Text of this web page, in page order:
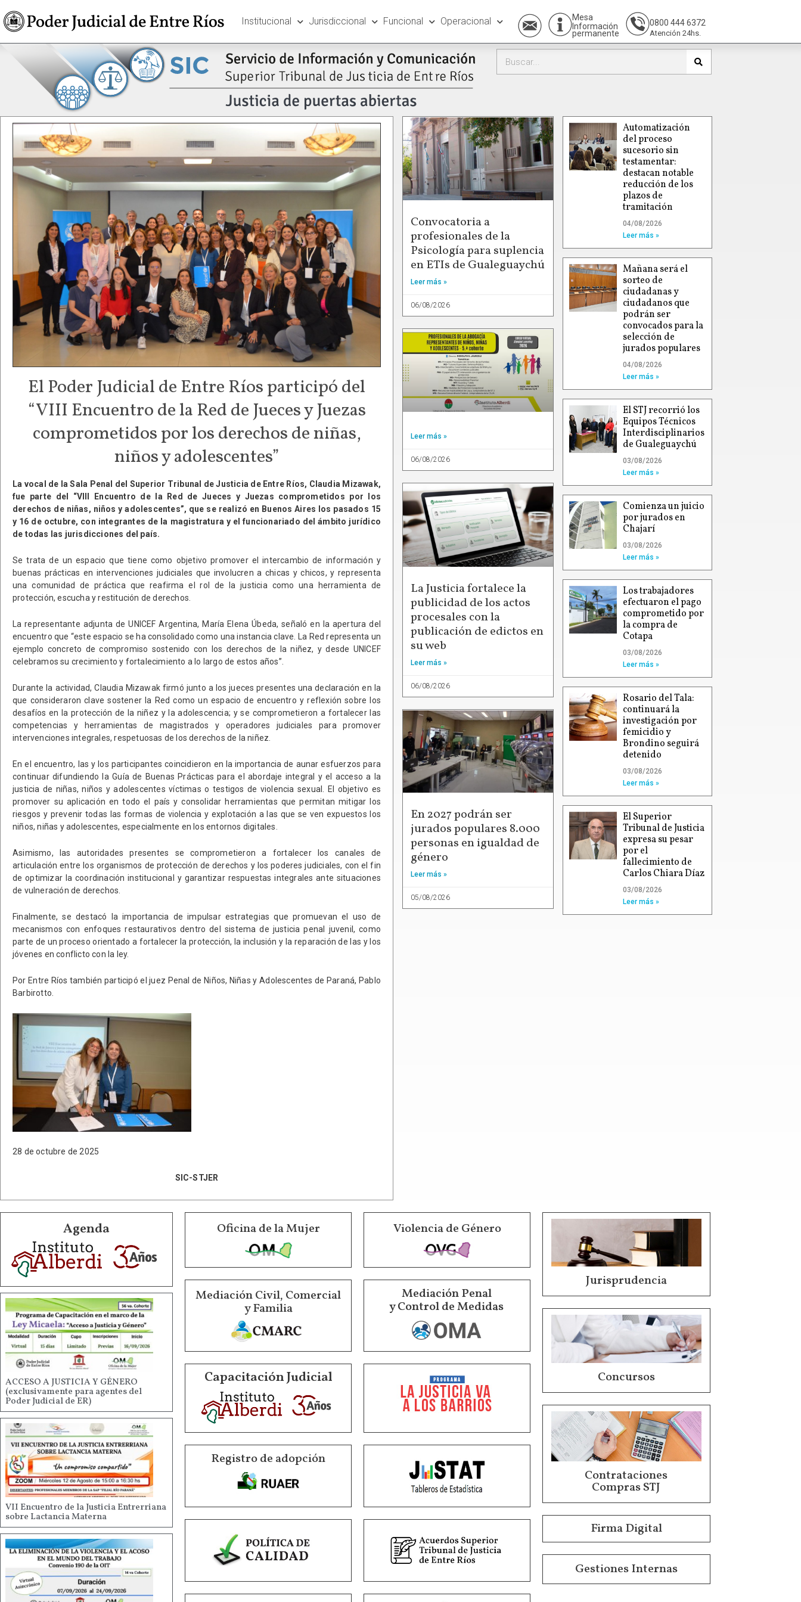
Institucional Jurisdiccional Funcional Operacional
Mesa
Información
permanente
0800 444 6372
Atención 24hs.
El Poder Judicial de Entre Ríos participó del
“VIII Encuentro de la Red de Jueces y Juezas
comprometidos por los derechos de niñas,
niños y adolescentes”
La vocal de la Sala Penal del Superior Tribunal de Justicia de Entre Ríos, Claudia Mizawak,
fue parte del “VIII Encuentro de la Red de Jueces y Juezas comprometidos por los
derechos de niñas, niños y adolescentes”, que se realizó en Buenos Aires los pasados 15
y 16 de octubre, con integrantes de la magistratura y el funcionariado del ámbito jurídico
de todas las jurisdicciones del país.
Se trata de un espacio que tiene como objetivo promover el intercambio de información y
buenas prácticas en intervenciones judiciales que involucren a chicas y chicos, y representa
una comunidad de práctica que reafirma el rol de la justicia como una herramienta de
protección, escucha y restitución de derechos.
La representante adjunta de UNICEF Argentina, María Elena Úbeda, señaló en la apertura del
encuentro que “este espacio se ha consolidado como una instancia clave. La Red representa un
ejemplo concreto de compromiso sostenido con los derechos de la niñez, y desde UNICEF
celebramos su crecimiento y fortalecimiento a lo largo de estos años”.
Durante la actividad, Claudia Mizawak firmó junto a los jueces presentes una declaración en la
que consideraron clave sostener la Red como un espacio de encuentro y reflexión sobre los
desafíos en la protección de la niñez y la adolescencia; y se comprometieron a fortalecer las
competencias y herramientas de magistrados y operadores judiciales para promover
intervenciones integrales, respetuosas de los derechos de la niñez.
En el encuentro, las y los participantes coincidieron en la importancia de aunar esfuerzos para
continuar difundiendo la Guía de Buenas Prácticas para el abordaje integral y el acceso a la
justicia de niñas, niños y adolescentes víctimas o testigos de violencia sexual. El objetivo es
promover su aplicación en todo el país y consolidar herramientas que permitan mitigar los
riesgos y prevenir todas las formas de violencia y explotación a las que se ven expuestos los
niños, niñas y adolescentes, especialmente en los entornos digitales.
Asimismo, las autoridades presentes se comprometieron a fortalecer los canales de
articulación entre los organismos de protección de derechos y los poderes judiciales, con el fin
de optimizar la coordinación institucional y garantizar respuestas integrales ante situaciones
de vulneración de derechos.
Finalmente, se destacó la importancia de impulsar estrategias que promuevan el uso de
mecanismos con enfoques restaurativos dentro del sistema de justicia penal juvenil, como
parte de un proceso orientado a fortalecer la protección, la inclusión y la reparación de las y los
jóvenes en conflicto con la ley.
Por Entre Ríos también participó el juez Penal de Niños, Niñas y Adolescentes de Paraná, Pablo
Barbirotto.
28 de octubre de 2025
SIC-STJER
Convocatoria a
profesionales de la
Psicología para suplencia
en ETIs de Gualeguaychú
Leer más »
06/08/2026
Leer más »
06/08/2026
La Justicia fortalece la
publicidad de los actos
procesales con la
publicación de edictos en
su web
Leer más »
06/08/2026
En 2027 podrán ser
jurados populares 8.000
personas en igualdad de
género
Leer más »
05/08/2026
Automatización
del proceso
sucesorio sin
testamentar:
destacan notable
reducción de los
plazos de
tramitación
04/08/2026
Leer más »
Mañana será el
sorteo de
ciudadanas y
ciudadanos que
podrán ser
convocados para la
selección de
jurados populares
04/08/2026
Leer más »
El STJ recorrió los
Equipos Técnicos
Interdisciplinarios
de Gualeguaychú
03/08/2026
Leer más »
Comienza un juicio
por jurados en
Chajarí
03/08/2026
Leer más »
Los trabajadores
efectuaron el pago
comprometido por
la compra de
Cotapa
03/08/2026
Leer más »
Rosario del Tala:
continuará la
investigación por
femicidio y
Brondino seguirá
detenido
03/08/2026
Leer más »
El Superior
Tribunal de Justicia
expresa su pesar
por el
fallecimiento de
Carlos Chiara Díaz
03/08/2026
Leer más »
Agenda
ACCESO A JUSTICIA Y GÉNERO
(exclusivamente para agentes del
Poder Judicial de ER)
VII Encuentro de la Justicia Entrerriana
sobre Lactancia Materna
Oficina de la Mujer Violencia de Género
Mediación Civil, Comercial
y Familia
Mediación Penal
y Control de Medidas
Capacitación Judicial
Registro de adopción
Jurisprudencia
Concursos
Contrataciones
Compras STJ
Firma Digital
Gestiones Internas